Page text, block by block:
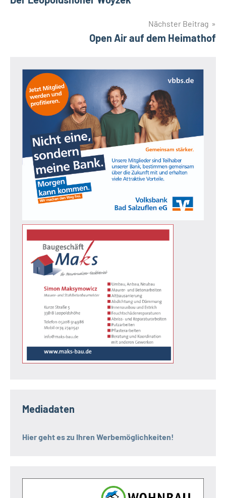
Nächster Beitrag
Open Air auf dem Heimathof
Mediadaten
Hier geht es zu Ihren Werbemöglichkeiten!